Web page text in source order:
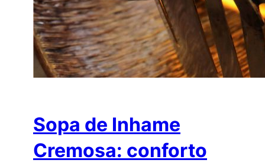
Sopa de Inhame
Cremosa: conforto